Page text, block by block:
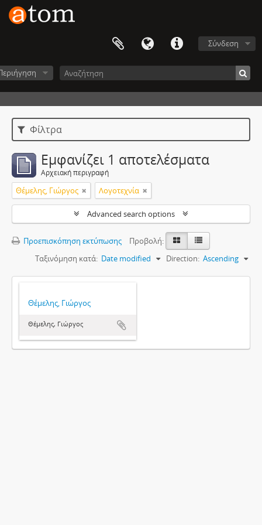
Σύνδεση
Φίλτρα
Εμφανίζει 1 αποτελέσματα
Αρχειακή περιγραφή
Θέμελης, Γιώργος Λογοτεχνία
Advanced search options
Προεπισκόπηση εκτύπωσης
Προβολή:
Ταξινόμηση κατά: Date modified Direction: Ascending
Θέμελης, Γιώργος
Θέμελης, Γιώργος